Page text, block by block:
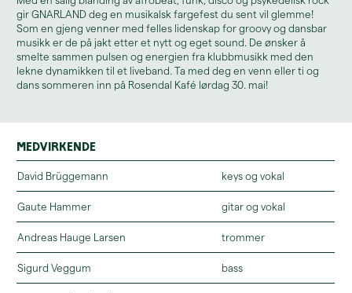
gir GNARLAND deg en musikalsk fargefest du sent vil glemme!
Som en gjeng venner med felles lidenskap for groovy og dansbar
musikk er de på jakt etter et nytt og eget sound. De ønsker å
smelte sammen pulsen og energien fra klubbmusikk med den
lekne dynamikken til et liveband. Ta med deg en venn eller ti og
dans sommeren inn på Rosendal Kafé lørdag 30. mai!
Medvirkende
David Brüggemann keys og vokal
Gaute Hammer gitar og vokal
Andreas Hauge Larsen trommer
Sigurd Veggum bass